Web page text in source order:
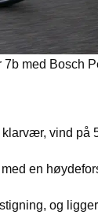
med Bosch
vind på
en
og